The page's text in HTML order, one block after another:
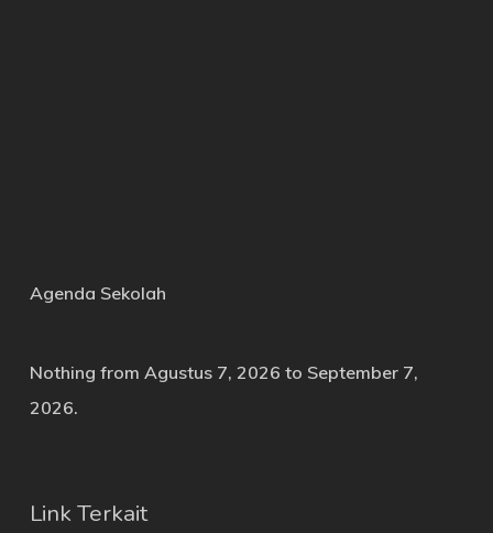
Agenda Sekolah
Nothing from Agustus 7, 2026 to September 7,
2026.
Link Terkait